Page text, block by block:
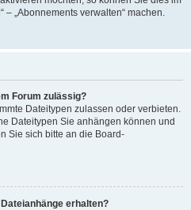
– „Abonnements verwalten“ machen.
Forum zulässig?
Dateitypen zulassen oder verbieten.
Dateitypen Sie anhängen können und
Sie sich bitte an die Board-
erhalten?